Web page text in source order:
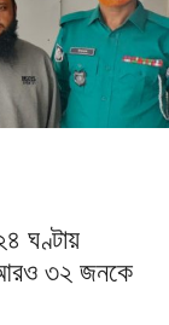
ঘণ্টায়
আরও ৩২ জনকে